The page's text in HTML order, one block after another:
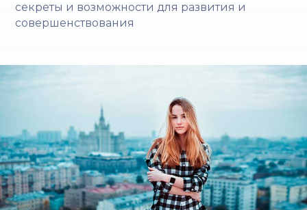
секреты и возможности для развития и
совершенствования